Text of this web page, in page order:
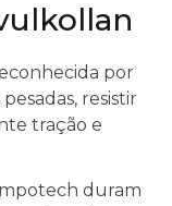
por
resistir
tração e
duram